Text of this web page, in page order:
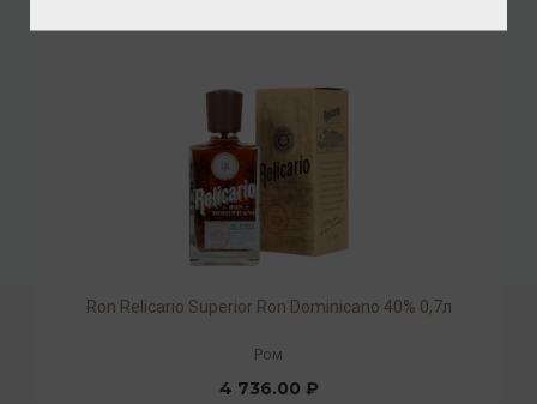
Ron Relicario Superior Ron Dominicano 40% 0,7л
Ром
4 736.00 ₽